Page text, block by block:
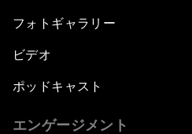
フォトギャラリー
ビデオ
ポッドキャスト
エンゲージメント